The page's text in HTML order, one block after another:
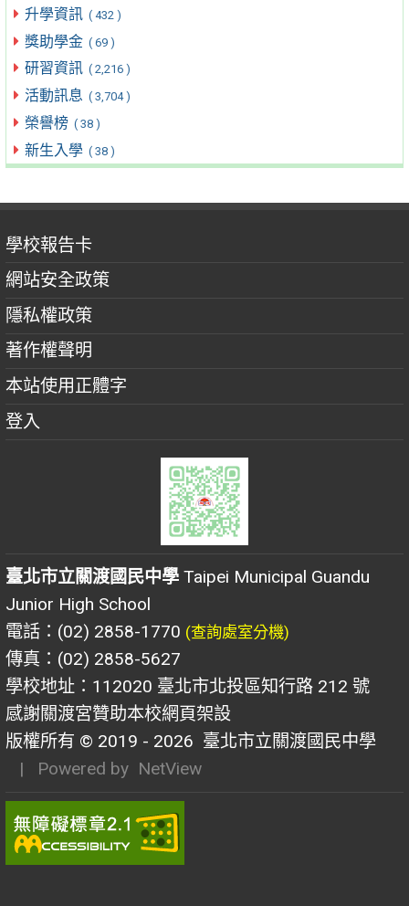
升學資訊 ( 432 )
獎助學金 ( 69 )
研習資訊 ( 2,216 )
活動訊息 ( 3,704 )
榮譽榜 ( 38 )
新生入學 ( 38 )
學校報告卡
網站安全政策
隱私權政策
著作權聲明
本站使用正體字
登入
臺北市立關渡國民中學 Taipei Municipal Guandu
Junior High School
電話：(02) 2858-1770 (查詢處室分機)
傳真：(02) 2858-5627
學校地址：112020 臺北市北投區知行路 212 號
感謝關渡宮贊助本校網頁架設
版權所有 © 2019 - 2026 臺北市立關渡國民中學
| Powered by NetView